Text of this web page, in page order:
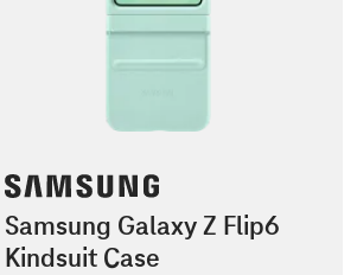
Samsung Galaxy Z Flip6
Kindsuit Case